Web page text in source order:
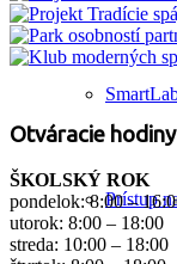
Prístup
Otváracie hodiny
ŠKOLSKÝ ROK
pondelok: 8:00 –
utorok: 8:00 – 18:00
streda: 10:00 – 18:00